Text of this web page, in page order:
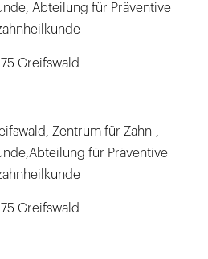
Abteilung für Präventive
Greifswald
Zentrum für Zahn-,
für Präventive
Greifswald